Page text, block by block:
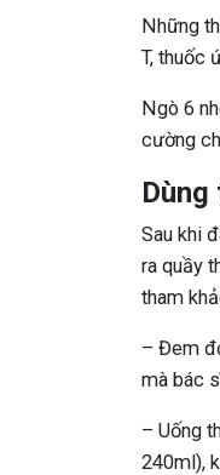
Những
T, thuốc
Ngò 6
cường
Sau khi
ra quầy
tham
– Đem
mà bác
– Uống
240ml),